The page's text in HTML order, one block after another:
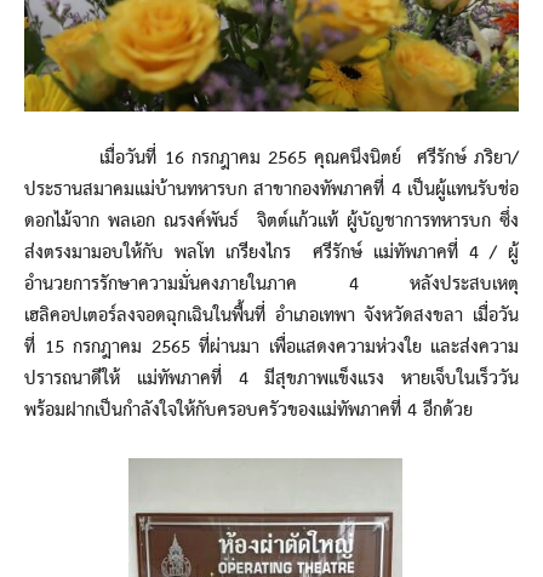
เมื่อวันที่ 16 กรกฎาคม 2565 คุณคนึงนิตย์ ศรีรักษ์ ภริยา/
ประธานสมาคมแม่บ้านทหารบก สาขากองทัพภาคที่ 4 เป็นผู้แทนรับช่อ
ดอกไม้จาก พลเอก ณรงค์พันธ์ จิตต์แก้วแท้ ผู้บัญชาการทหารบก ซึ่ง
ส่งตรงมามอบให้กับ พลโท เกรียงไกร ศรีรักษ์ แม่ทัพภาคที่ 4 / ผู้
อำนวยการรักษาความมั่นคงภายในภาค 4 หลังประสบเหตุ
เฮลิคอปเตอร์ลงจอดฉุกเฉินในพื้นที่ อำเภอเทพา จังหวัดสงขลา เมื่อวัน
ที่ 15 กรกฎาคม 2565 ที่ผ่านมา เพื่อแสดงความห่วงใย และส่งความ
ปรารถนาดีให้ แม่ทัพภาคที่ 4 มีสุขภาพแข็งแรง หายเจ็บในเร็ววัน
พร้อมฝากเป็นกำลังใจให้กับครอบครัวของแม่ทัพภาคที่ 4 อีกด้วย